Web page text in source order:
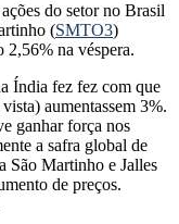
do setor no Brasil
(SMTO3)
2,56% na véspera.
Índia fez fez com que
aumentassem 3%.
ganhar força nos
a safra global de
São Martinho e Jalles
de preços.